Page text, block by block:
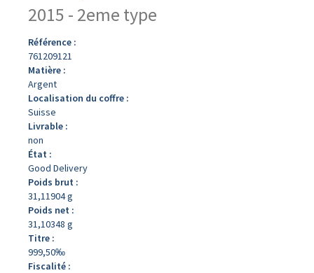
2015 - 2eme type
Référence :
761209121
Matière :
Argent
Localisation du coffre :
Suisse
Livrable :
non
État :
Good Delivery
Poids brut :
31,11904 g
Poids net :
31,10348 g
Titre :
999,50‰
Fiscalité :